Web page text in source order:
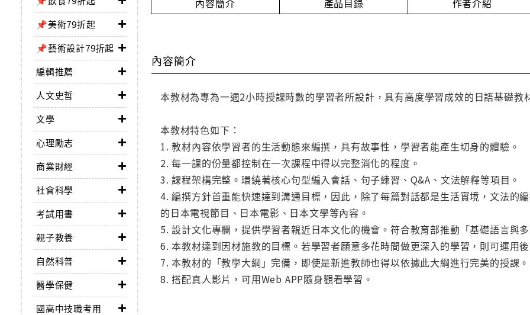
📌美術79折起
📌藝術設計79折起
編輯推薦
人文史哲
文學
心理勵志
商業財經
社會科學
考試用書
親子教養
自然科普
醫學保健
國高中技職考用
內容簡介
本教材為專為一週2小時授課時數的學習者所設計，具有高度學習成效的日語基礎教
本教材特色如下：
1. 教材內容依學習者的生活動態來編撰，具有故事性，學習者能產生切身的體驗。
2. 每一課的份量都控制在一次課程中得以完整消化的程度。
3. 課程架構完整。環繞著核心句型編入會話、句子練習、Q&A、文法解釋等項目。
4. 編撰方針首重能快速達到溝通目標，因此，除了每篇對話都是生活實境，文法的
的日本電視節目、日本電影、日本文學等內容。
5. 設計文化專欄，提供學習者親近日本文化的機會。符合教育部推動「基礎語言與
6. 本教材達到因材施教的目標。若學習者願意多花時間做更深入的學習，則可運用
7. 本教材的「教學大綱」完備，即使是新進教師也得以依據此大綱進行完美的授課。
8. 搭配真人影片，可用Web APP隨身觀看學習。